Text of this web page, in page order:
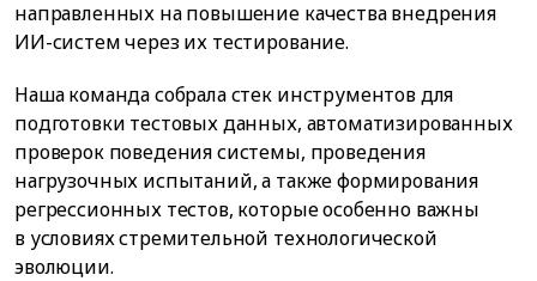
направленных на повышение качества внедрения
ИИ-систем через их тестирование.
Наша команда собрала стек инструментов для
подготовки тестовых данных, автоматизированных
проверок поведения системы, проведения
нагрузочных испытаний, а также формирования
регрессионных тестов, которые особенно важны
в условиях стремительной технологической
эволюции.